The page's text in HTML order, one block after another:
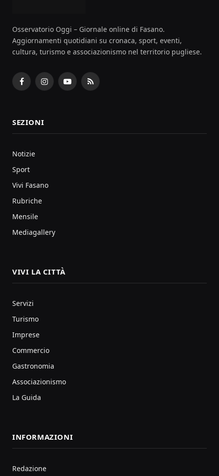
Osservatorio Oggi – Giornale online di Fasano.
Aggiornamenti quotidiani su cronaca, sport, eventi,
cultura, turismo e associazionismo nel territorio pugliese.
FacebookInstagramYouTubeRSS
SEZIONI
Notizie
Sport
Vivi Fasano
Rubriche
Mensile
Mediagallery
VIVI LA CITTÀ
Servizi
Turismo
Imprese
Commercio
Gastronomia
Associazionismo
La Guida
INFORMAZIONI
Redazione